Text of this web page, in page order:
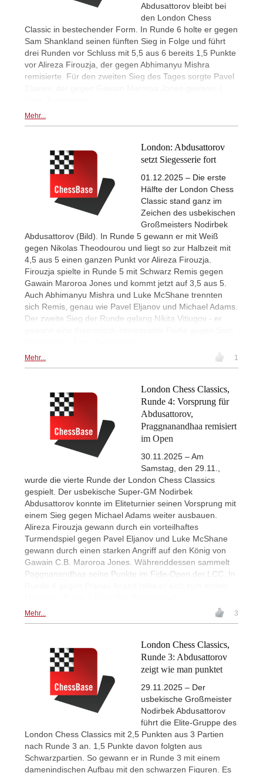
Abdusattorov bleibt bei
den London Chess
Classic in bestechender Form. In Runde 6 holte er gegen
Sam Shankland seinen fünften Sieg in Folge und führt
drei Runden vor Schluss mit 5,5 aus 6 bereits 1,5 Punkte
vor Alireza Firouzja, der gegen Abhimanyu Mishra
remisierte. Für den zweiten Sieg des Tages sorgte Pavel
Mehr...
London: Abdusattorov
setzt Siegesserie fort
01.12.2025 – Die erste
Hälfte der London Chess
Classic stand ganz im
Zeichen des usbekischen
Großmeisters Nodirbek
Abdusattorov (Bild). In Runde 5 gewann er mit Weiß
gegen Nikolas Theodourou und liegt so zur Halbzeit mit
4,5 aus 5 einen ganzen Punkt vor Alireza Firouzja.
Firouzja spielte in Runde 5 mit Schwarz Remis gegen
Gawain Maroroa Jones und kommt jetzt auf 3,5 aus 5.
Auch Abhimanyu Mishra und Luke McShane trennten
sich Remis, genau wie Pavel Eljanov und Michael Adams.
Der zweite Sieg der Runde gelang Nikita Vitiugov - er
Mehr... 1
London Chess Classics,
Runde 4: Vorsprung für
Abdusattorov,
Praggnanandhaa remisiert
im Open
30.11.2025 – Am
Samstag, den 29.11.,
wurde die vierte Runde der London Chess Classics
gespielt. Der usbekische Super-GM Nodirbek
Abdusattorov konnte im Eliteturnier seinen Vorsprung mit
einem Sieg gegen Michael Adams weiter ausbauen.
Alireza Firouzja gewann durch ein vorteilhaftes
Turmendspiel gegen Pavel Eljanov und Luke McShane
gewann durch einen starken Angriff auf den König von
Gawain C.B. Maroroa Jones. Währenddessen sammelt
Paggnanandhaa seine Punkte im Fide-Open der LCC. In
Mehr... 3
London Chess Classics,
Runde 3: Abdusattorov
zeigt wie man punktet
29.11.2025 – Der
usbekische Großmeister
Nodirbek Abdusattorov
führt die Elite-Gruppe des
London Chess Classics mit 2,5 Punkten aus 3 Partien
nach Runde 3 an. 1,5 Punkte davon folgten aus
Schwarzpartien. So gewann er in Runde 3 mit einem
damenindischen Aufbau mit den schwarzen Figuren. Es